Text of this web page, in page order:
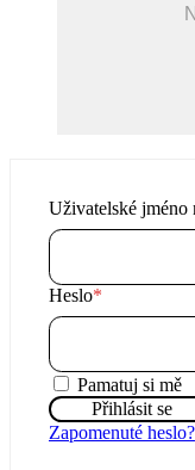
Hungarian
Italian
Uživatelské jméno
Heslo*
Pamatuj si mě
Zapomenuté heslo?